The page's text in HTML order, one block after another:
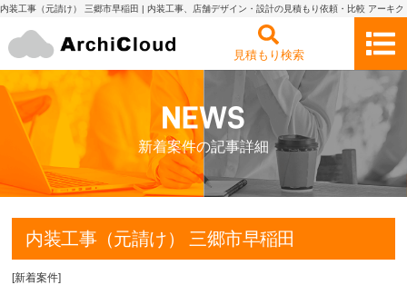
内装工事（元請け） 三郷市早稲田 | 内装工事、店舗デザイン・設計の見積もり依頼・比較 アーキク
見積もり検索
新着案件の記事詳細
内装工事（元請け） 三郷市早稲田
[新着案件]